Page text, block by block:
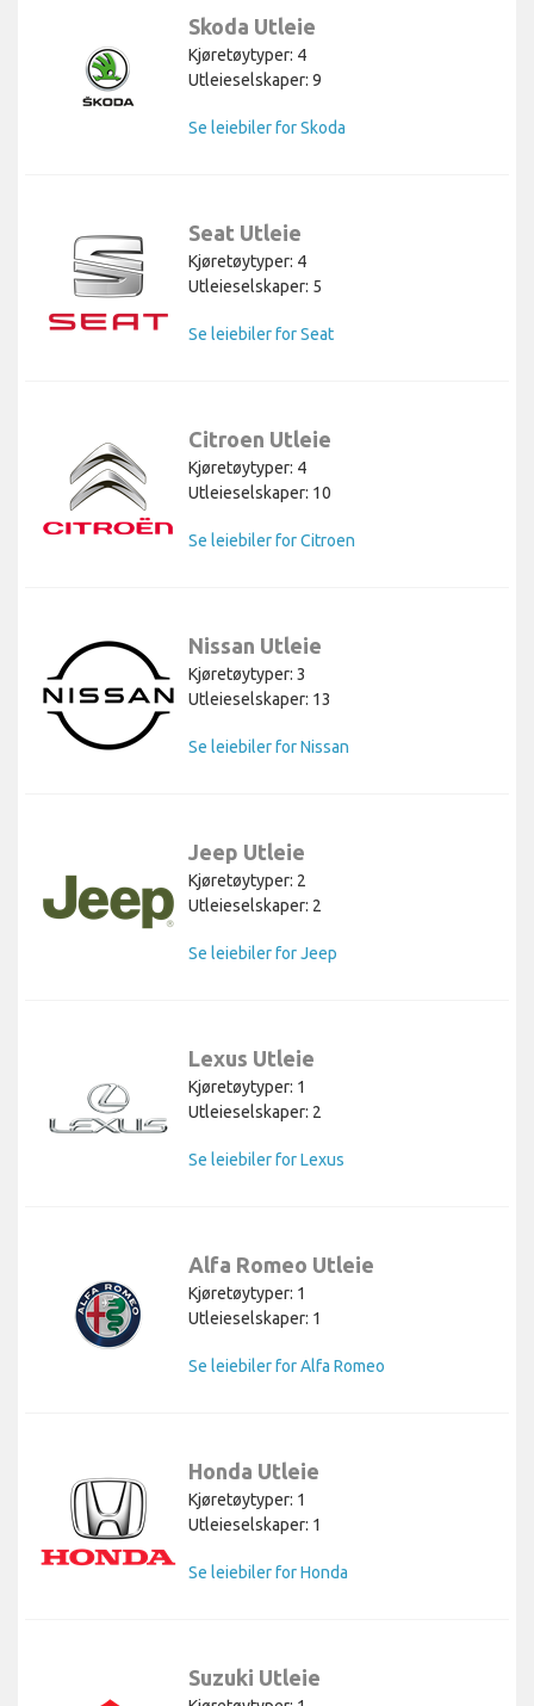
Skoda Utleie
Kjøretøytyper: 4
Utleieselskaper: 9
Se leiebiler for Skoda
Seat Utleie
Kjøretøytyper: 4
Utleieselskaper: 5
Se leiebiler for Seat
Citroen Utleie
Kjøretøytyper: 4
Utleieselskaper: 10
Se leiebiler for Citroen
Nissan Utleie
Kjøretøytyper: 3
Utleieselskaper: 13
Se leiebiler for Nissan
Jeep Utleie
Kjøretøytyper: 2
Utleieselskaper: 2
Se leiebiler for Jeep
Lexus Utleie
Kjøretøytyper: 1
Utleieselskaper: 2
Se leiebiler for Lexus
Alfa Romeo Utleie
Kjøretøytyper: 1
Utleieselskaper: 1
Se leiebiler for Alfa Romeo
Honda Utleie
Kjøretøytyper: 1
Utleieselskaper: 1
Se leiebiler for Honda
Suzuki Utleie